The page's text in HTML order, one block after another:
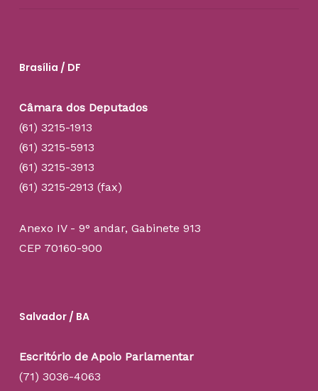
Brasília / DF
Câmara dos Deputados
(61) 3215-1913
(61) 3215-5913
(61) 3215-3913
(61) 3215-2913 (fax)
Anexo IV - 9° andar, Gabinete 913
CEP 70160-900
Salvador / BA
Escritório de Apoio Parlamentar
(71) 3036-4063